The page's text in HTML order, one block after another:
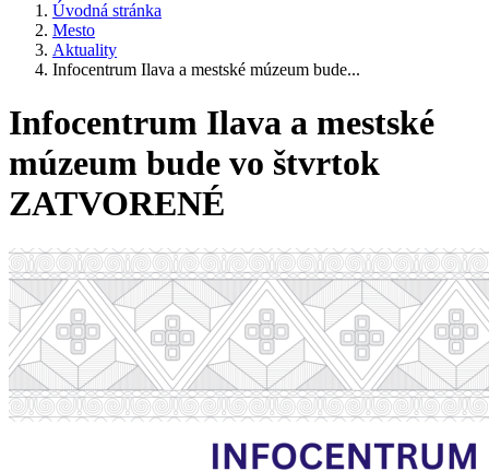
Úvodná stránka
Mesto
Aktuality
Infocentrum Ilava a mestské múzeum bude...
Infocentrum Ilava a mestské
múzeum bude vo štvrtok
ZATVORENÉ